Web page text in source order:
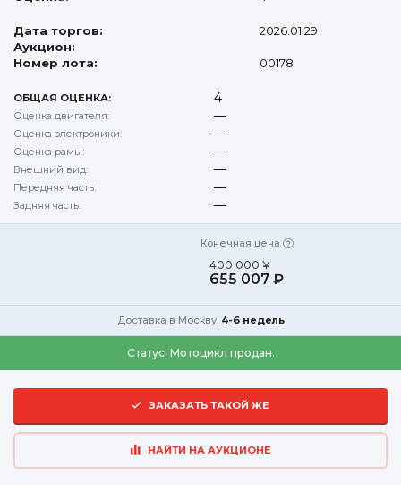
Дата торгов:
2026.01.29
Аукцион:
Номер лота:
00178
ОБЩАЯ ОЦЕНКА: 4
Оценка двигателя: —
Оценка электроники: —
Оценка рамы: —
Внешний вид: —
Передняя часть: —
Задняя часть: —
Конечная цена
400 000 ¥
655 007 ₽
Доставка в Москву: 4-6 недель
Статус: Мотоцикл продан.
ЗАКАЗАТЬ ТАКОЙ ЖЕ
НАЙТИ НА АУКЦИОНЕ